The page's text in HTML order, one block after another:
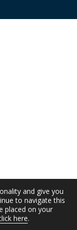
and give you
to navigate this
placed on your
here.